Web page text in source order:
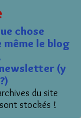
chose
le blog
(y
?)
du site
stockés !